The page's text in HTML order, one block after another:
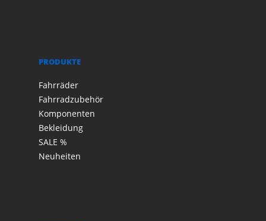
PRODUKTE
Fahrräder
Fahrradzubehör
Komponenten
Bekleidung
SALE %
Neuheiten